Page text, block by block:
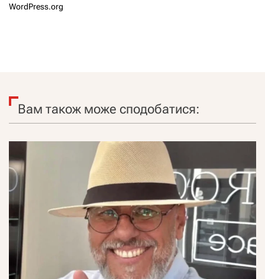
WordPress.org
Вам також може сподобатися: